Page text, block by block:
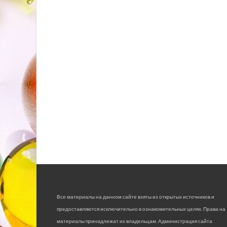
Все материалы на данном сайте взяты из открытых источников и
предоставляются исключительно в ознакомительных целях. Права на
материалы принадлежат их владельцам. Администрация сайта